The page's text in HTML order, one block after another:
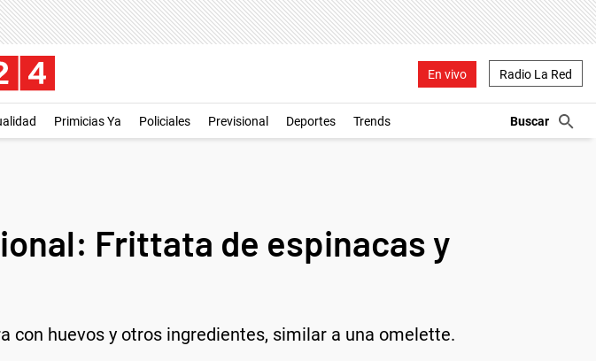
En vivo Radio La Red
Primicias Ya Policiales Previsional Deportes Trends
Frittata de espinacas y
huevos y otros ingredientes, similar a una omelette.